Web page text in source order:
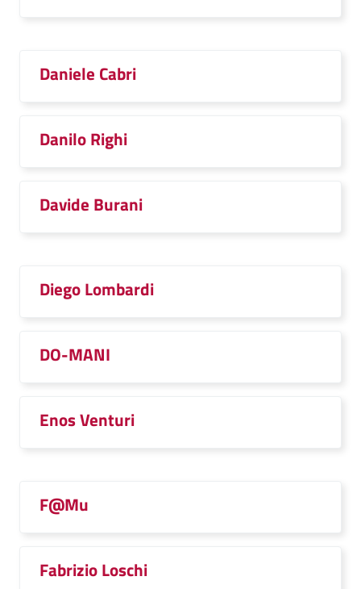
Daniele Cabri
Danilo Righi
Davide Burani
Diego Lombardi
DO-MANI
Enos Venturi
F@Mu
Fabrizio Loschi